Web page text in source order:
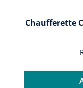
Chaufferette